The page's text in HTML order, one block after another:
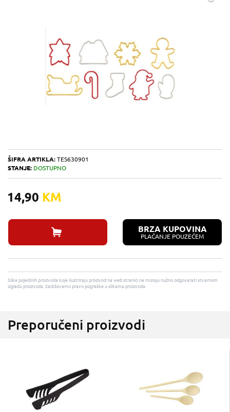
ŠIFRA ARTIKLA: TES630901
STANJE: DOSTUPNO
14,90 KM
BRZA KUPOVINA
PLAĆANJE POUZEĆEM
Slike pojedinih proizvoda koje ilustriraju proizvod na web stranici ne moraju nužno odgovarati stvarnom
izgledu proizvoda. Zadržavamo pravo pogreške u slikama proizvoda.
Preporučeni proizvodi